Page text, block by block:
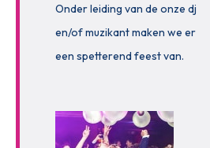
Onder leiding van de onze dj
en/of muzikant maken we er
een spetterend feest van.